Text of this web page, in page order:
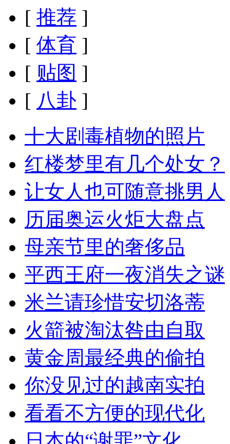
[ 推荐 ]
[ 体育 ]
[ 贴图 ]
[ 八卦 ]
十大剧毒植物的照片
红楼梦里有几个处女？
让女人也可随意挑男人
历届奥运火炬大盘点
母亲节里的奢侈品
平西王府一夜消失之谜
米兰请珍惜安切洛蒂
火箭被淘汰咎由自取
黄金周最经典的偷拍
你没见过的越南实拍
看看不方便的现代化